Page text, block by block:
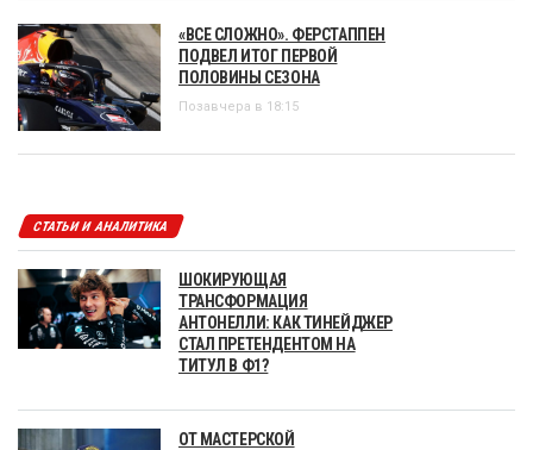
«ВСЕ СЛОЖНО». ФЕРСТАППЕН
ПОДВЕЛ ИТОГ ПЕРВОЙ
ПОЛОВИНЫ СЕЗОНА
Позавчера в 18:15
СТАТЬИ И АНАЛИТИКА
ШОКИРУЮЩАЯ
ТРАНСФОРМАЦИЯ
АНТОНЕЛЛИ: КАК ТИНЕЙДЖЕР
СТАЛ ПРЕТЕНДЕНТОМ НА
ТИТУЛ В Ф1?
ОТ МАСТЕРСКОЙ